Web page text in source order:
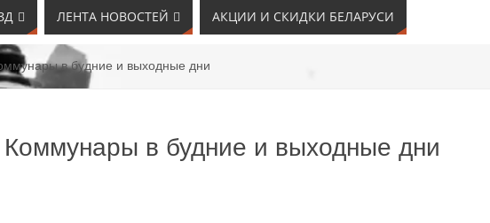
ЛЕНТА НОВОСТЕЙ АКЦИИ И СКИДКИ БЕЛАРУСИ
в будние и выходные дни
в будние и выходные дни